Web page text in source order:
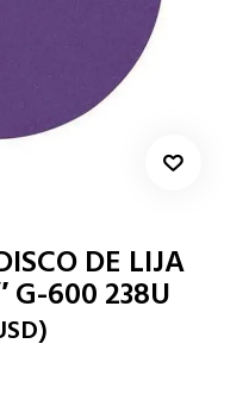
DE LIJA
G-600 238U
)